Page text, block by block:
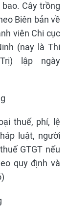
Cây trồng
Biên bản về
viên Chi cục
(nay là Thi
lập ngày
thuế, phí, lệ
luật, người
GTGT nếu
quy định và